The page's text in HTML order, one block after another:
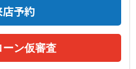
店予約
ーン仮審査